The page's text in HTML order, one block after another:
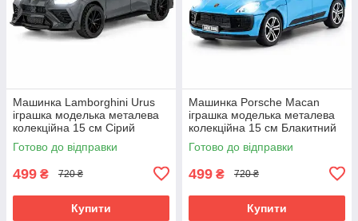
Машинка Lamborghini Urus
іграшка моделька металева
колекційна 15 см Сірий
(59655)
Готово до відправки
499 ₴ 720 ₴
Купити
Машинка Porsche Macan
іграшка моделька металева
колекційна 15 см Блакитний
(61194)
Готово до відправки
499 ₴ 720 ₴
Купити